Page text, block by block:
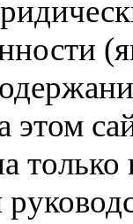
этом